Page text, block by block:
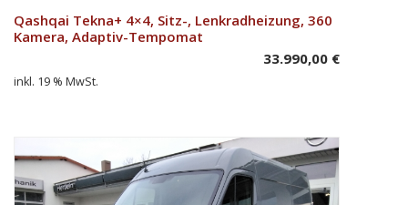
In den Warenkorb
Qashqai Tekna+ 4×4, Sitz-, Lenkradheizung, 360
Kamera, Adaptiv-Tempomat
33.990,00 €
inkl. 19 % MwSt.